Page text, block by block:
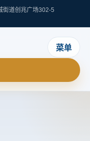
街道创兆广场302-5
菜单